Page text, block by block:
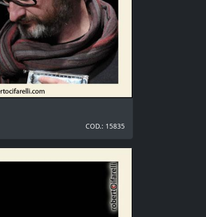
COD.: 15835